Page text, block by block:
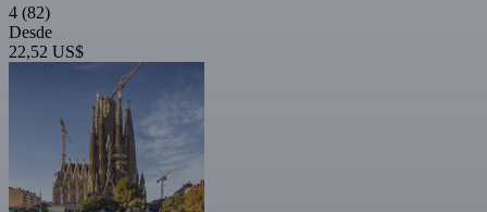
4 (82)
Desde
22,52 US$